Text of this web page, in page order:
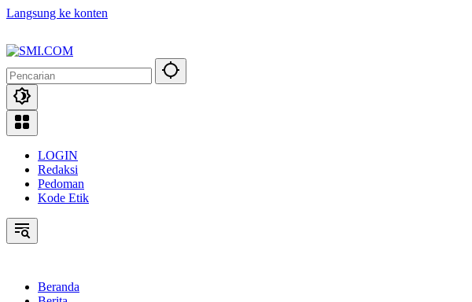
Langsung ke konten
LOGIN
Redaksi
Pedoman
Kode Etik
Beranda